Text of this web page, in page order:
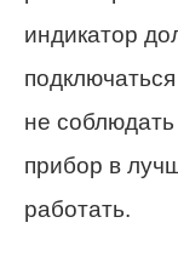
индикатор
не соблюдать
прибор в
работать.